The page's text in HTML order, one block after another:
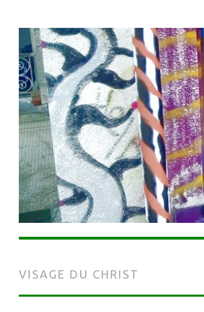
VISAGE DU CHRIST